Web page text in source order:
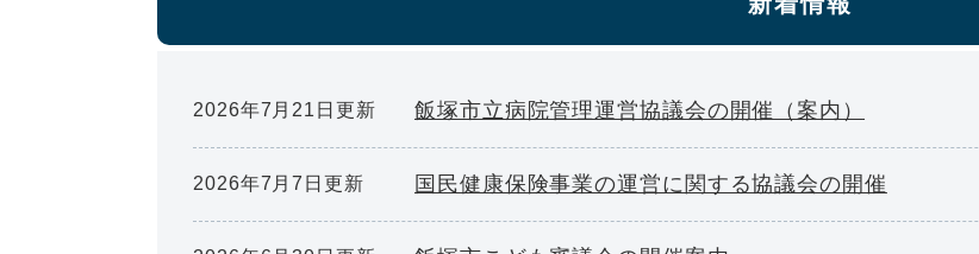
2026年7月21日更新 飯塚市立病院管理運営協議会の開催（案内）
2026年7月7日更新 国民健康保険事業の運営に関する協議会の開催